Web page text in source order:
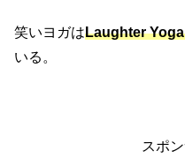
笑いヨガはLaughter
いる。
スポ